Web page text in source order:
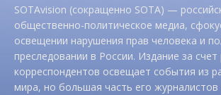
SOTAvision (сокращенно SOTA) —
общественно-политическое медиа,
освещении нарушения прав человека и
преследовании в России. Издание за счет
корреспондентов освещает события из
мира, но большая часть его